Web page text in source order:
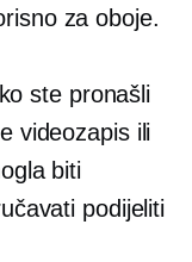
za oboje.
ste pronašli
videozapis ili
biti
podijeliti